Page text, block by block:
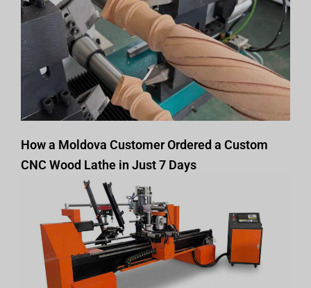
How a Moldova Customer Ordered a Custom
CNC Wood Lathe in Just 7 Days